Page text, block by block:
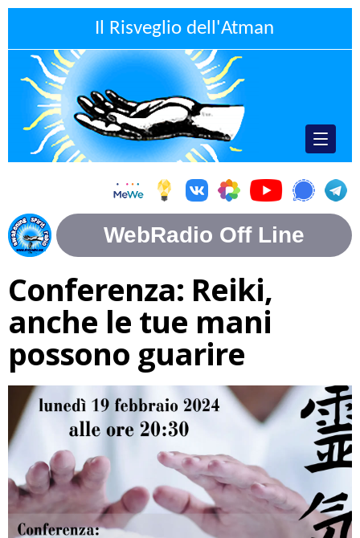
Il Risveglio dell'Atman
Conferenza: Reiki,
anche le tue mani
possono guarire